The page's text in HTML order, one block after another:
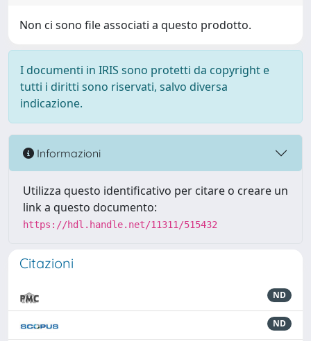
Non ci sono file associati a questo prodotto.
I documenti in IRIS sono protetti da copyright e
tutti i diritti sono riservati, salvo diversa
indicazione.
Informazioni
Utilizza questo identificativo per citare o creare un
link a questo documento:
https://hdl.handle.net/11311/515432
Citazioni
ND
ND